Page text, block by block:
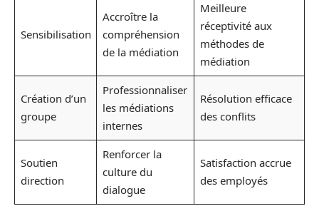
Sensibilisation
Accroître la
compréhension
de la médiation
Meilleure
réceptivité aux
méthodes de
médiation
Création d’un
groupe
Professionnaliser
les médiations
internes
Résolution efficace
des conflits
Soutien
direction
Renforcer la
culture du
dialogue
Satisfaction accrue
des employés